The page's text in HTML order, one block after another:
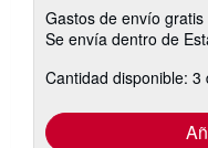
Gastos de envío gratis
Se envía dentro de
Cantidad disponible: 3